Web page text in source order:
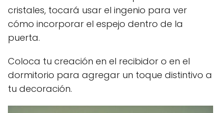
cristales, tocará usar el ingenio para ver
cómo incorporar el espejo dentro de la
puerta.
Coloca tu creación en el recibidor o en el
dormitorio para agregar un toque distintivo a
tu decoración.